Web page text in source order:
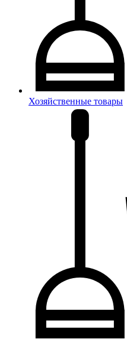
Хозяйственные товары